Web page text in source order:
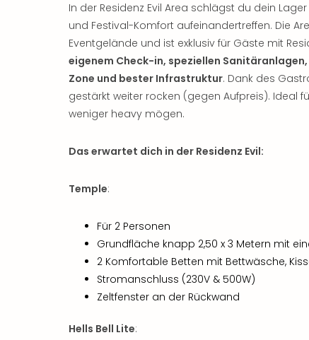
In der Residenz Evil Area schlägst du dein
und Festival-Komfort aufeinandertreffen. Die
Eventgelände und ist exklusiv für Gäste mit
eigenem Check-in, speziellen
Zone und bester Infrastruktur. Dank des
gestärkt weiter rocken (gegen Aufpreis). Ideal
weniger heavy mögen.
Das erwartet dich in der Residenz Evil:
Temple:
Für 2 Personen
Grundfläche knapp 2,50 x 3 Metern mit
2 Komfortable Betten mit Bettwäsche,
Stromanschluss (230V & 500W)
Zeltfenster an der Rückwand
Hells Bell Lite: